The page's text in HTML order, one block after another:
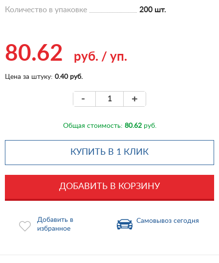
Количество в упаковке 200 шт.
80.62 руб. / уп.
Цена за штуку: 0.40 руб.
- +
Общая стоимость: 80.62руб.
КУПИТЬ В 1 КЛИК
ДОБАВИТЬ В КОРЗИНУ
Добавить в
избранное
Самовывоз сегодня